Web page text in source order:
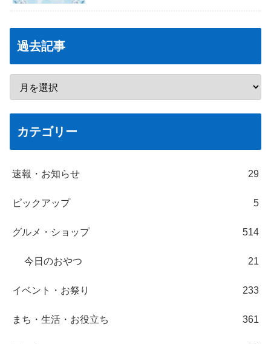
過去記事
カテゴリー
速報・お知らせ 29
ピックアップ 5
グルメ・ショップ 514
今日のおやつ 21
イベント・お祭り 233
まち・生活・お役立ち 361